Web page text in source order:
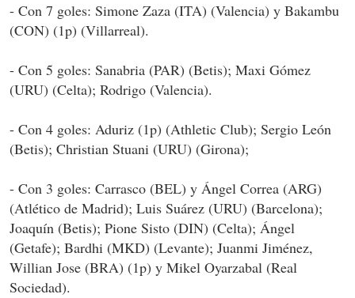
- Con 7 goles: Simone Zaza (ITA) (Valencia) y Bakambu
(CON) (1p) (Villarreal).
- Con 5 goles: Sanabria (PAR) (Betis); Maxi Gómez
(URU) (Celta); Rodrigo (Valencia).
- Con 4 goles: Aduriz (1p) (Athletic Club); Sergio León
(Betis); Christian Stuani (URU) (Girona);
- Con 3 goles: Carrasco (BEL) y Ángel Correa (ARG)
(Atlético de Madrid); Luis Suárez (URU) (Barcelona);
Joaquín (Betis); Pione Sisto (DIN) (Celta); Ángel
(Getafe); Bardhi (MKD) (Levante); Juanmi Jiménez,
Willian Jose (BRA) (1p) y Mikel Oyarzabal (Real
Sociedad).